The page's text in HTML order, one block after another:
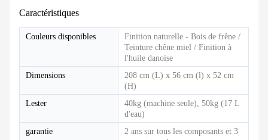
Caractéristiques
Couleurs disponibles
Finition naturelle - Bois de frêne /
Teinture chêne miel / Finition à
l'huile danoise
Dimensions
208 cm (L) x 56 cm (l) x 52 cm
(H)
Lester
40kg (machine seule), 50kg (17 L
d'eau)
garantie
2 ans sur tous les composants et 3